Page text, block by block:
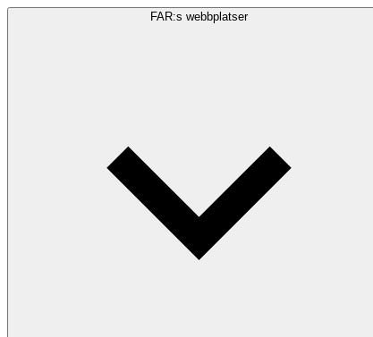
FAR:s webbplatser